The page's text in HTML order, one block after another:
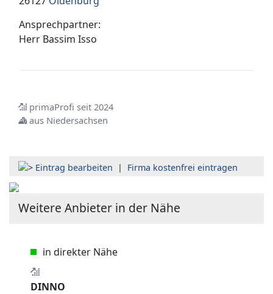
Ansprechpartner:
Herr Bassim Isso
primaProfi seit 2024
aus Niedersachsen
Eintrag bearbeiten | Firma kostenfrei eintragen
Weitere Anbieter in der Nähe
in direkter Nähe
DINNO